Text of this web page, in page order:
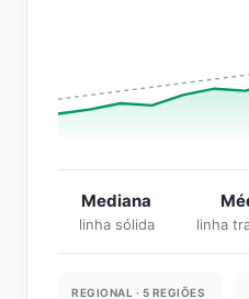
Mediana
linha sólida linha
REGIONAL · 5 REGIÕES